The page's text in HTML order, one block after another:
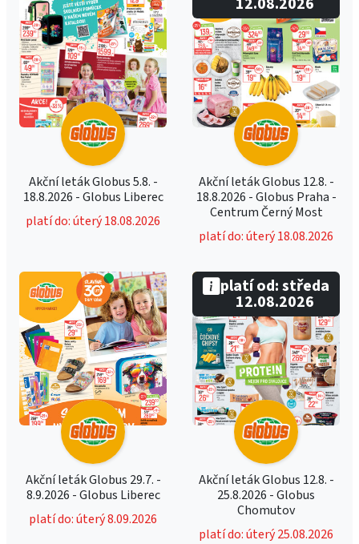
Akční leták Globus 5.8. -
18.8.2026 - Globus Liberec
platí do: úterý 18.08.2026
Akční leták Globus 12.8. -
18.8.2026 - Globus Praha -
Centrum Černý Most
platí do: úterý 18.08.2026
Akční leták Globus 29.7. -
8.9.2026 - Globus Liberec
platí do: úterý 8.09.2026
Akční leták Globus 12.8. -
25.8.2026 - Globus
Chomutov
platí do: úterý 25.08.2026
platí od: středa
12.08.2026